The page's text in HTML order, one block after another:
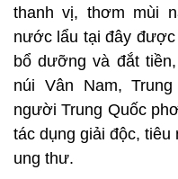
thanh vị, thơm mùi
nước lẩu tại đây
bổ dưỡng và đắt
núi Vân Nam,
người Trung Quốc
tác dụng giải độc, tiêu
ung thư.